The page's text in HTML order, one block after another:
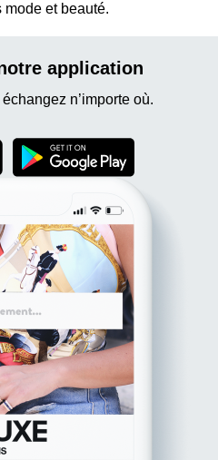
mode et beauté.
application
n’importe où.